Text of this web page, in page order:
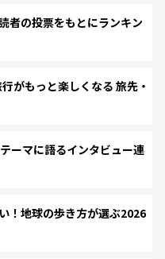
の投票をもとにランキン
がもっと楽しくなる 旅先・
ーマに語るインタビュー連
！地球の歩き方が選ぶ2026